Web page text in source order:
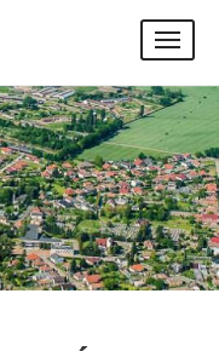
site
version
Hladať